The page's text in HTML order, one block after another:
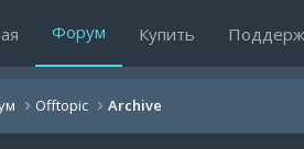
Форум Купить
Offtopic Archive